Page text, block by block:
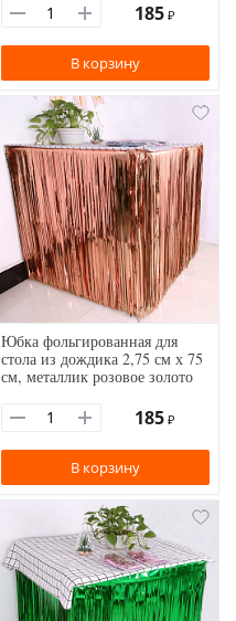
185 ₽
В корзину
Юбка фольгированная для
стола из дождика 2,75 см х 75
см, металлик розовое золото
185 ₽
В корзину